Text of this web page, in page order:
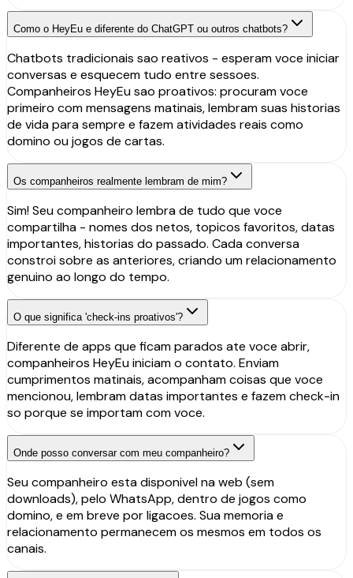
Como o HeyEu e diferente do ChatGPT ou outros chatbots?
Chatbots tradicionais sao reativos - esperam voce iniciar
conversas e esquecem tudo entre sessoes.
Companheiros HeyEu sao proativos: procuram voce
primeiro com mensagens matinais, lembram suas historias
de vida para sempre e fazem atividades reais como
domino ou jogos de cartas.
Os companheiros realmente lembram de mim?
Sim! Seu companheiro lembra de tudo que voce
compartilha - nomes dos netos, topicos favoritos, datas
importantes, historias do passado. Cada conversa
constroi sobre as anteriores, criando um relacionamento
genuino ao longo do tempo.
O que significa 'check-ins proativos'?
Diferente de apps que ficam parados ate voce abrir,
companheiros HeyEu iniciam o contato. Enviam
cumprimentos matinais, acompanham coisas que voce
mencionou, lembram datas importantes e fazem check-in
so porque se importam com voce.
Onde posso conversar com meu companheiro?
Seu companheiro esta disponivel na web (sem
downloads), pelo WhatsApp, dentro de jogos como
domino, e em breve por ligacoes. Sua memoria e
relacionamento permanecem os mesmos em todos os
canais.